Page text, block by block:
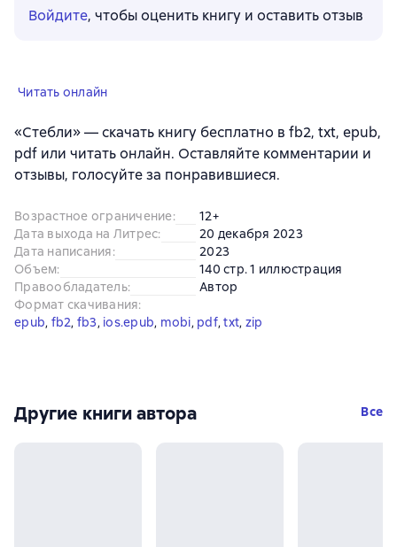
Войдите, чтобы оценить книгу и оставить отзыв
Читать онлайн
«Стебли» — скачать книгу бесплатно в fb2, txt, epub,
pdf или читать онлайн. Оставляйте комментарии и
отзывы, голосуйте за понравившиеся.
Возрастное ограничение:
12+
Дата выхода на Литрес:
20 декабря 2023
Дата написания:
2023
Объем:
140 стр. 1 иллюстрация
Правообладатель:
Автор
Формат скачивания:
epub, fb2, fb3, ios.epub, mobi, pdf, txt, zip
Другие книги автора Все